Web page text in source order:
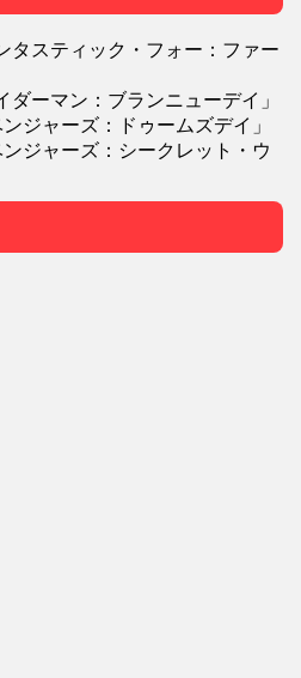
スティック・フォー：ファー
ーマン：ブランニューデイ」
ジャーズ：ドゥームズデイ」
ジャーズ：シークレット・ウ